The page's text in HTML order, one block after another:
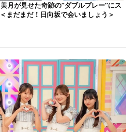
月が見せた奇跡の“ダブルプレー”にス
まだまだ！日向坂で会いましょう＞